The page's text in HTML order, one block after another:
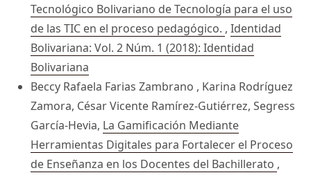
Tecnológico Bolivariano de Tecnología para el uso
de las TIC en el proceso pedagógico. , Identidad
Bolivariana: Vol. 2 Núm. 1 (2018): Identidad
Bolivariana
Beccy Rafaela Farias Zambrano , Karina Rodríguez
Zamora, César Vicente Ramírez-Gutiérrez, Segress
García-Hevia, La Gamificación Mediante
Herramientas Digitales para Fortalecer el Proceso
de Enseñanza en los Docentes del Bachillerato ,